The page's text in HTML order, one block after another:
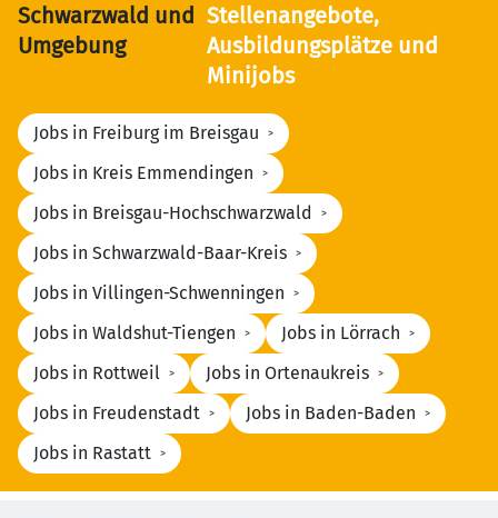
Schwarzwald und
Umgebung
Stellenangebote,
Ausbildungsplätze und
Minijobs
Jobs in Freiburg im Breisgau
Jobs in Kreis Emmendingen
Jobs in Breisgau-Hochschwarzwald
Jobs in Schwarzwald-Baar-Kreis
Jobs in Villingen-Schwenningen
Jobs in Waldshut-Tiengen
Jobs in Lörrach
Jobs in Rottweil
Jobs in Ortenaukreis
Jobs in Freudenstadt
Jobs in Baden-Baden
Jobs in Rastatt